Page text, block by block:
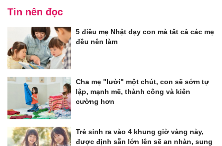
Tin nên đọc
5 điều mẹ Nhật dạy con mà tất cả các mẹ
đều nên làm
Cha mẹ "lười" một chút, con sẽ sớm tự
lập, mạnh mẽ, thành công và kiên
cường hơn
Trẻ sinh ra vào 4 khung giờ vàng này,
được định sẵn lớn lên sẽ an nhàn, sung